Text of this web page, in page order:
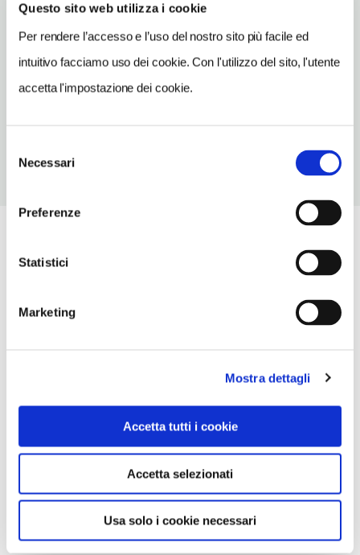
Questo sito web utilizza i cookie
Per rendere l’accesso e l’uso del nostro sito più facile ed
intuitivo facciamo uso dei cookie. Con l'utilizzo del sito, l'utente
accetta l'impostazione dei cookie.
delNecessari
Preferenze
Statistici
Marketing
Mostra dettagli
Accetta tutti i cookie
Accetta selezionati
Usa solo i cookie necessari
Sarentino/Sarntal(BZ)